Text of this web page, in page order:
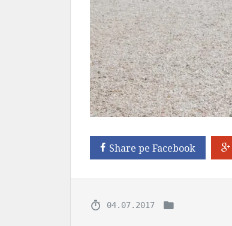
Share pe Facebook
04.07.2017